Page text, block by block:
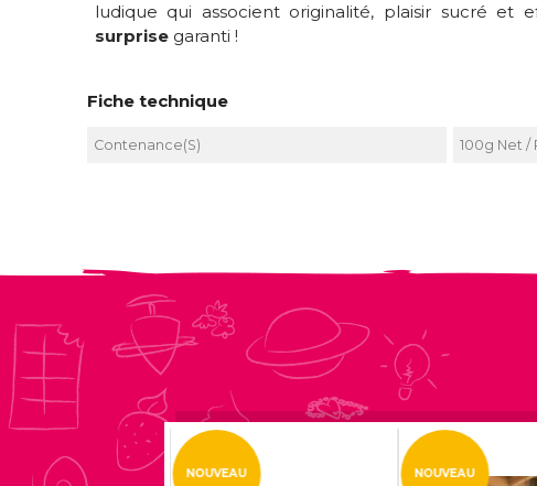
ludique qui associent originalité, plaisir sucré et
surprisegaranti !
Fiche technique
Contenance(s) 100g Net /
NOUVEAU NOUVEAU